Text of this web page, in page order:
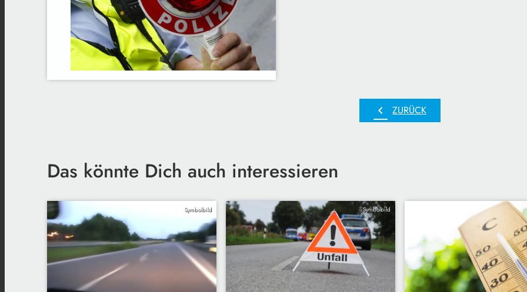
chevron_left ZURÜCK
Das könnte Dich auch interessieren
Symbolbild Symbolbild